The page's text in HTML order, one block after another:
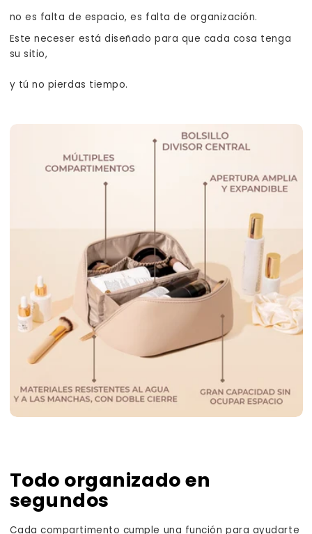
no es falta de espacio, es falta de organización.
Este neceser está diseñado para que cada cosa tenga
su sitio,
y tú no pierdas tiempo.
Todo organizado en
segundos
Cada compartimento cumple una función para ayudarte